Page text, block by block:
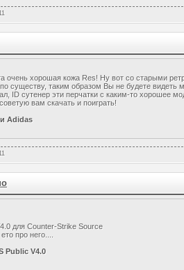
очень хорошая кожа Res! Ну вот со старыми
существу, таким образом Вы не будете видеть
ID сутенер эти перчатки с каким-то хорошее
вам скачать и поиграть!
Adidas
для Counter-Strike Source
про него....
Public V4.0